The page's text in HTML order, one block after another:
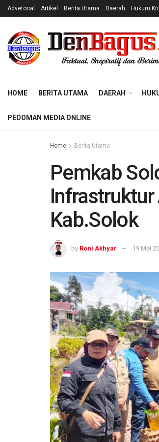
Advetorial Artikel Berita Utama Daerah Hukum
HOME BERITA UTAMA DAERAH
PEDOMAN MEDIA ONLINE
Home Berita Utama
Pemkab
Kab.Solok
by Roni Akhyar 19 Mei